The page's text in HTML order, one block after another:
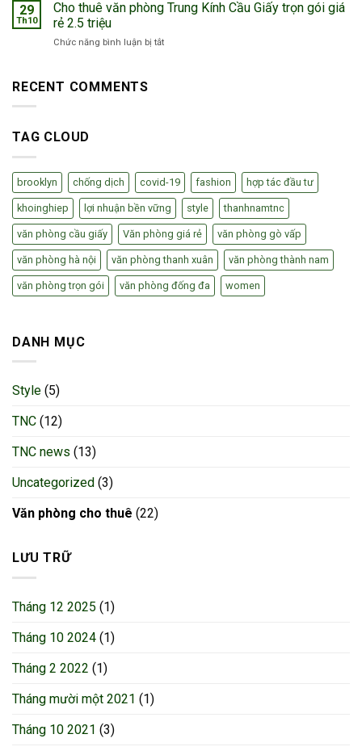
giá
thuê
Tân
29
Th10
Cho thuê văn phòng Trung Kính Cầu Giấy trọn gói giá
rẻ 2.5 triệu
Chức năng bình luận bị tắtở
gói
giá
rẻ
2.5
triệu
RECENT COMMENTS
TAG CLOUD
brooklyn chống dịch covid-19 fashion hợp tác đầu tư
khoinghiep lợi nhuận bền vững style thanhnamtnc
văn phòng cầu giấy Văn phòng giá rẻ văn phòng gò vấp
văn phòng hà nội văn phòng thanh xuân văn phòng thành nam
văn phòng trọn gói văn phòng đống đa women
DANH MỤC
Style (5)
TNC (12)
TNC news (13)
Uncategorized (3)
Văn phòng cho thuê (22)
LƯU TRỮ
Tháng 12 2025 (1)
Tháng 10 2024 (1)
Tháng 2 2022 (1)
Tháng mười một 2021 (1)
Tháng 10 2021 (3)